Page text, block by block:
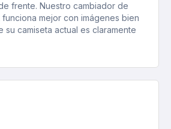
frente. Nuestro cambiador de
funciona mejor con imágenes bien
su camiseta actual es claramente